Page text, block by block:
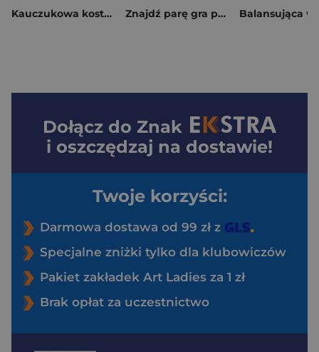
Kauczukowa kostka Znajdź parę gra pamięciowa Poduszeczki Balansująca
Dołącz do Znak
i oszczędzaj na dostawie!
Twoje korzyści:
Darmowa dostawa od 99 zł z
Specjalne zniżki tylko dla klubowiczów
Pakiet zakładek Art Ladies za 1 zł
Brak opłat za uczestnictwo